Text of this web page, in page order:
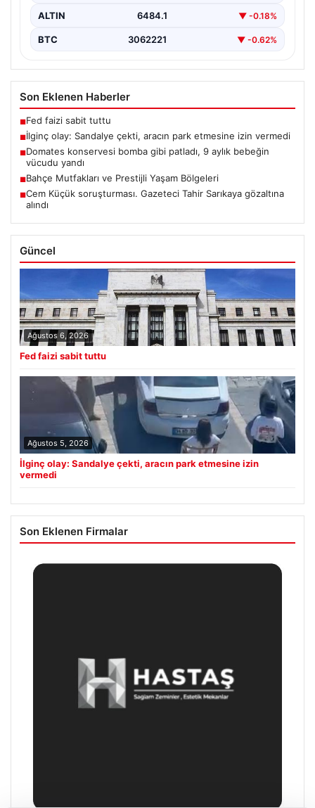
ALTIN 6484.1 ▼ -0.18%
BTC 3062221 ▼ -0.62%
Son Eklenen Haberler
■Fed faizi sabit tuttu
■İlginç olay: Sandalye çekti, aracın park etmesine izin vermedi
■Domates konservesi bomba gibi patladı, 9 aylık bebeğin
vücudu yandı
■Bahçe Mutfakları ve Prestijli Yaşam Bölgeleri
■Cem Küçük soruşturması. Gazeteci Tahir Sarıkaya gözaltına
alındı
Güncel
Ağustos 6, 2026
Fed faizi sabit tuttu
Ağustos 5, 2026
İlginç olay: Sandalye çekti, aracın park etmesine izin
vermedi
Son Eklenen Firmalar